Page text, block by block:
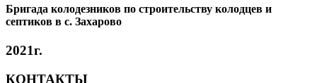
Бригада колодезников по строительству колодцев и
септиков в с. Захарово
2021г.
КОНТАКТЫ